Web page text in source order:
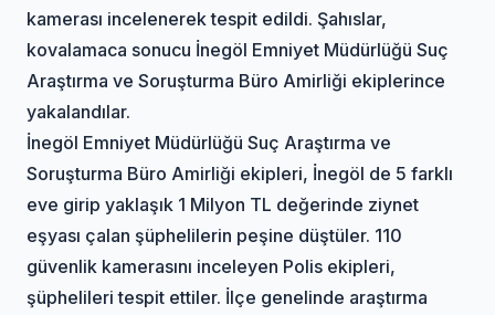
kamerası incelenerek tespit edildi. Şahıslar,
kovalamaca sonucu İnegöl Emniyet Müdürlüğü Suç
Araştırma ve Soruşturma Büro Amirliği ekiplerince
yakalandılar.
İnegöl Emniyet Müdürlüğü Suç Araştırma ve
Soruşturma Büro Amirliği ekipleri, İnegöl de 5 farklı
eve girip yaklaşık 1 Milyon TL değerinde ziynet
eşyası çalan şüphelilerin peşine düştüler. 110
güvenlik kamerasını inceleyen Polis ekipleri,
şüphelileri tespit ettiler. İlçe genelinde araştırma